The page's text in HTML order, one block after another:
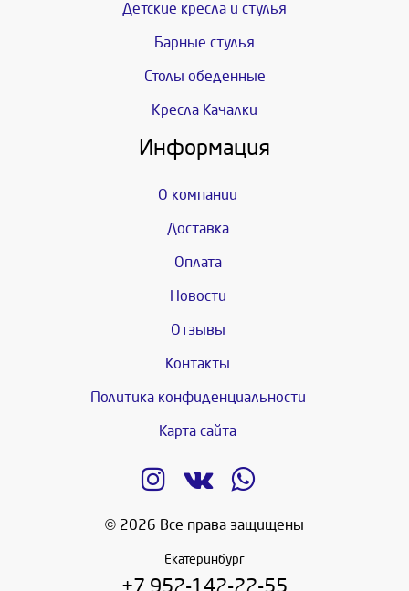
Детские кресла и стулья
Барные стулья
Столы обеденные
Кресла Качалки
Информация
О компании
Доставка
Оплата
Новости
Отзывы
Контакты
Политика конфиденциальности
Карта сайта
© 2026 Все права защищены
Екатеринбург